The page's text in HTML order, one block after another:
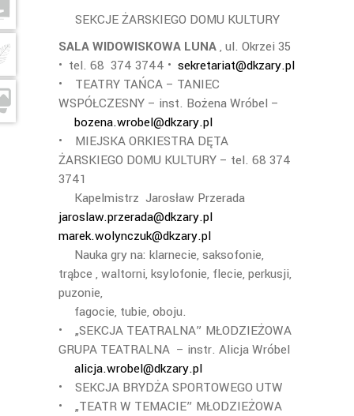
SEKCJE ŻARSKIEGO DOMU KULTURY
SALA WIDOWISKOWA LUNA, ul. Okrzei 35
• tel. 68 374 3744 • sekretariat@dkzary.pl
• TEATRY TAŃCA – TANIEC
WSPÓŁCZESNY – inst. Bożena Wróbel –
bozena.wrobel@dkzary.pl
• MIEJSKA ORKIESTRA DĘTA
ŻARSKIEGO DOMU KULTURY – tel. 68 374
3741
Kapelmistrz Jarosław Przerada
jaroslaw.przerada@dkzary.pl
marek.wolynczuk@dkzary.pl
Nauka gry na: klarnecie, saksofonie,
trąbce , waltorni, ksylofonie, flecie, perkusji,
puzonie,
fagocie, tubie, oboju.
• „SEKCJA TEATRALNA” MŁODZIEŻOWA
GRUPA TEATRALNA – instr. Alicja Wróbel
alicja.wrobel@dkzary.pl
• SEKCJA BRYDŻA SPORTOWEGO UTW
• „TEATR W TEMACIE” MŁODZIEŻOWA